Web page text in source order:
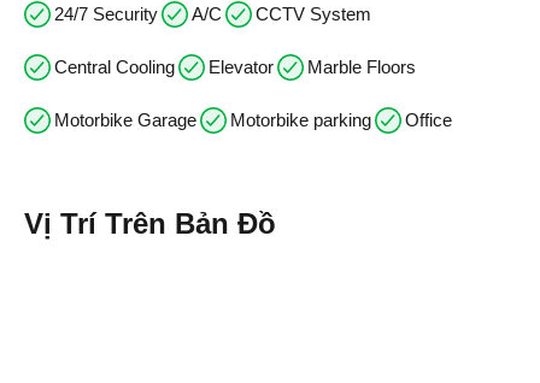
24/7 Security A/C CCTV System
Central Cooling Elevator Marble Floors
Motorbike Garage Motorbike parking Office
Vị Trí Trên Bản Đồ